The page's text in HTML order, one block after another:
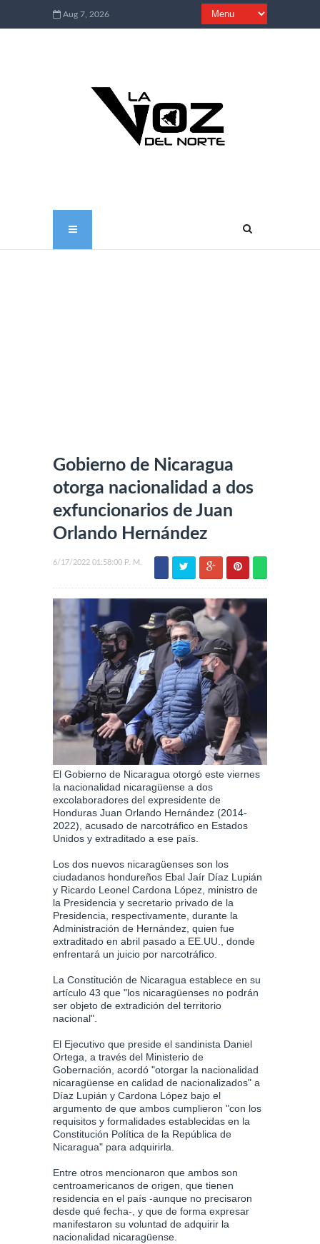
Aug 7, 2026
Gobierno de Nicaragua
otorga nacionalidad a dos
exfuncionarios de Juan
Orlando Hernández
6/17/2022 01:58:00 P. M.
El Gobierno de Nicaragua otorgó este viernes
la nacionalidad nicaragüense a dos
excolaboradores del expresidente de
Honduras Juan Orlando Hernández (2014-
2022), acusado de narcotráfico en Estados
Unidos y extraditado a ese país.
Los dos nuevos nicaragüenses son los
ciudadanos hondureños Ebal Jaír Díaz Lupián
y Ricardo Leonel Cardona López, ministro de
la Presidencia y secretario privado de la
Presidencia, respectivamente, durante la
Administración de Hernández, quien fue
extraditado en abril pasado a EE.UU., donde
enfrentará un juicio por narcotráfico.
La Constitución de Nicaragua establece en su
artículo 43 que "los nicaragüenses no podrán
ser objeto de extradición del territorio
nacional".
El Ejecutivo que preside el sandinista Daniel
Ortega, a través del Ministerio de
Gobernación, acordó "otorgar la nacionalidad
nicaragüense en calidad de nacionalizados" a
Díaz Lupián y Cardona López bajo el
argumento de que ambos cumplieron "con los
requisitos y formalidades establecidas en la
Constitución Política de la República de
Nicaragua" para adquirirla.
Entre otros mencionaron que ambos son
centroamericanos de origen, que tienen
residencia en el país -aunque no precisaron
desde qué fecha-, y que de forma expresar
manifestaron su voluntad de adquirir la
nacionalidad nicaragüense.